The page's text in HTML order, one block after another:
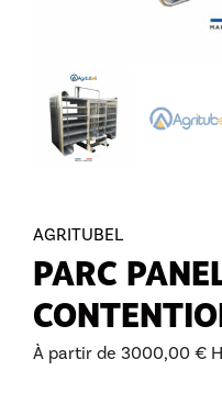
AGRITUBEL
PARC
À partir de 3000,00 €